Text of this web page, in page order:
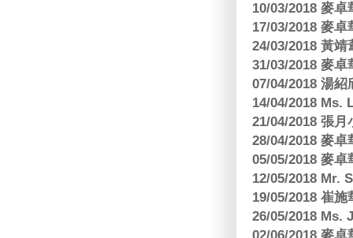
10/03/2018 麥
17/03/2018 麥
24/03/2018 黃
31/03/2018 麥
07/04/2018 湯
14/04/2018
21/04/2018 張
28/04/2018 麥
05/05/2018 麥
12/05/2018 Mr.
19/05/2018 崔
26/05/2018 Ms.